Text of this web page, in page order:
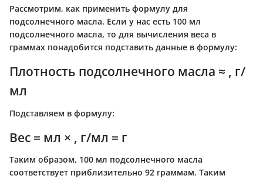
Рассмотрим, как применить формулу для
подсолнечного масла. Если у нас есть 100 мл
подсолнечного масла, то для вычисления веса в
граммах понадобится подставить данные в формулу:
Плотность подсолнечного масла ≈ , г/
мл
Подставляем в формулу:
Вес = мл × , г/мл = г
Таким образом, 100 мл подсолнечного масла
соответствует приблизительно 92 граммам. Таким